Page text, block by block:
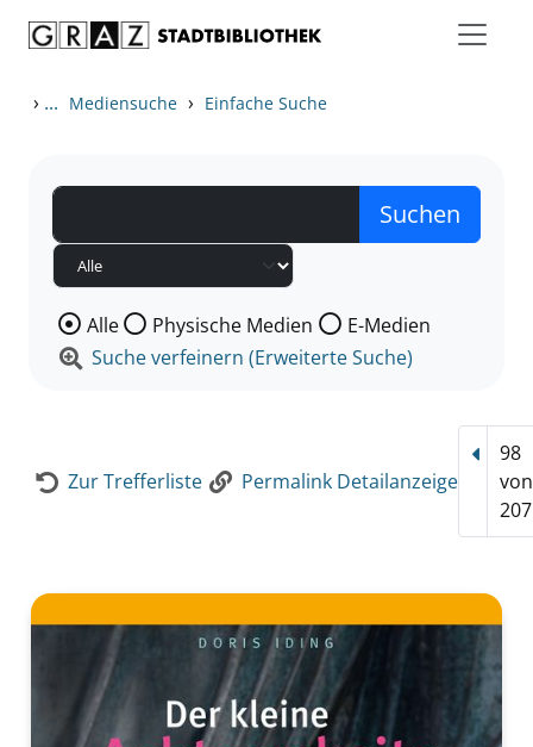
› ... Mediensuche › Einfache Suche
Wählen Sie die Medienart nach der Sie suchen wollen.
Alle Physische Medien
E-Medien
Suche verfeinern (Erweiterte Suche)
Zur Trefferliste Permalink Detailanzeige
98
von
207